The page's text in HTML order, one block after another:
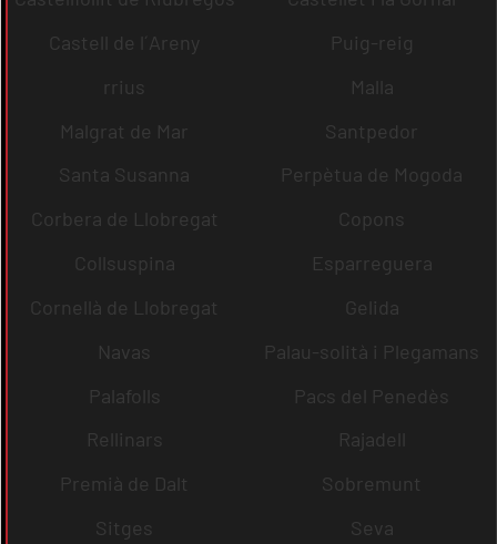
Castell de l´Areny
Puig-reig
rrius
Malla
Malgrat de Mar
Santpedor
Santa Susanna
Perpètua de Mogoda
Corbera de Llobregat
Copons
Collsuspina
Esparreguera
Cornellà de Llobregat
Gelida
Navas
Palau-solità i Plegamans
Palafolls
Pacs del Penedès
Rellinars
Rajadell
Premià de Dalt
Sobremunt
Sitges
Seva